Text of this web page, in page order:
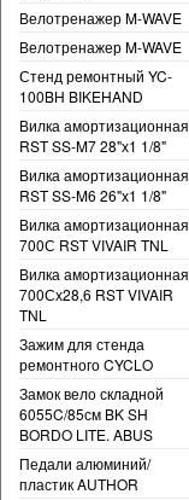
Велотренажер M-WAVE
Велотренажер M-WAVE
Стенд ремонтный YC-
100BH BIKEHAND
Вилка амортизационная
RST SS-M7 28"х1 1/8"
Вилка амортизационная
RST SS-M6 26"х1 1/8"
Вилка амортизационная
700С RST VIVAIR TNL
Вилка амортизационная
700Сх28,6 RST VIVAIR
TNL
Зажим для стенда
ремонтного CYCLO
Замок вело складной
6055C/85см BK SH
BORDO LITE. ABUS
Педали алюминий/
пластик AUTHOR